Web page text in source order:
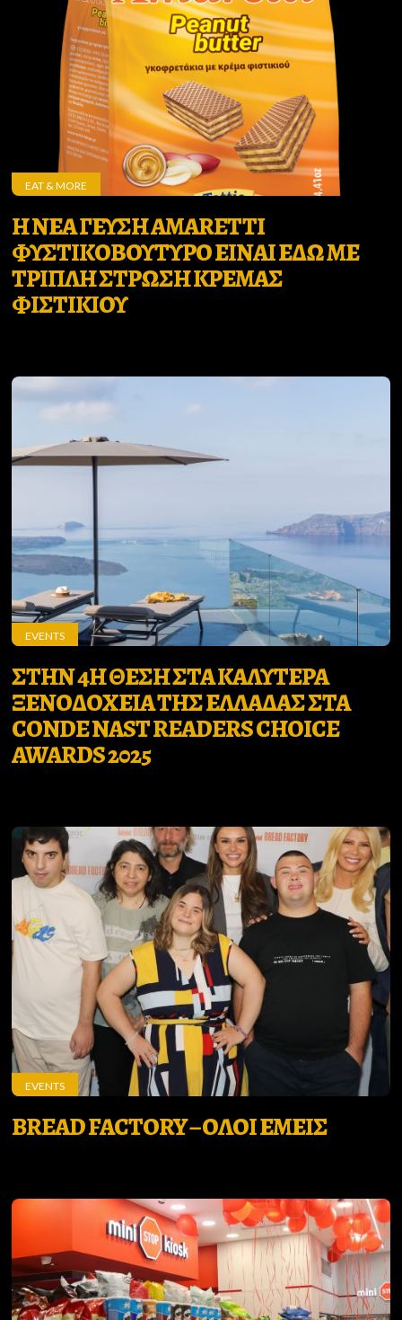
EAT & MORE
Η ΝΕΑ ΓΕΥΣΗ AMARETTI
ΦΥΣΤΙΚΟΒΟΥΤΥΡΟ ΕΙΝΑΙ ΕΔΩ ΜΕ
ΤΡΙΠΛΗ ΣΤΡΩΣΗ ΚΡΕΜΑΣ
ΦΙΣΤΙΚΙΟΥ
EVENTS
ΣΤΗΝ 4Η ΘΕΣΗ ΣΤΑ ΚΑΛΥΤΕΡΑ
ΞΕΝΟΔΟΧΕΙΑ ΤΗΣ ΕΛΛΑΔΑΣ ΣΤΑ
CONDE NAST READERS CHOICE
AWARDS 2025
EVENTS
BREAD FACTORY – ΟΛΟΙ ΕΜΕΙΣ